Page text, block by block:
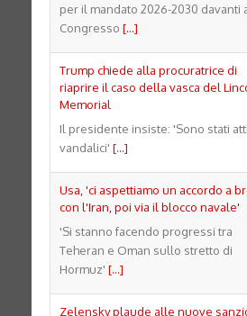
per il mandato 2026-2030 davanti
Congresso [...]
Trump chiede alla procuratrice di
riaprire il caso della vasca del
Memorial
Il presidente insiste: 'Sono stati atti
vandalici' [...]
Usa, 'ci aspettiamo un accordo a
con l'Iran, poi via il blocco navale'
'Si stanno facendo progressi tra
Teheran e Oman sullo stretto di
Hormuz' [...]
Zelensky plaude alle nuove